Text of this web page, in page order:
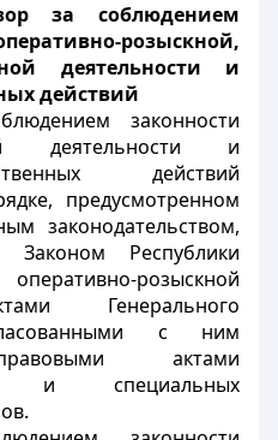
за соблюдением
розыскной,
деятельности и
действий
законности
деятельности и
действий
предусмотренном
законодательством,
Республики
розыскной
Генерального
с ним
актами
и специальных